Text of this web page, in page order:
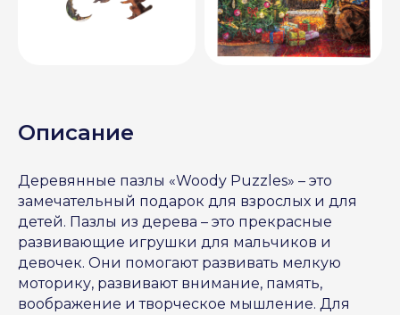
Описание
Деревянные пазлы «Woody Puzzles» – это
замечательный подарок для взрослых и для
детей. Пазлы из дерева – это прекрасные
развивающие игрушки для мальчиков и
девочек. Они помогают развивать мелкую
моторику, развивают внимание, память,
воображение и творческое мышление. Для